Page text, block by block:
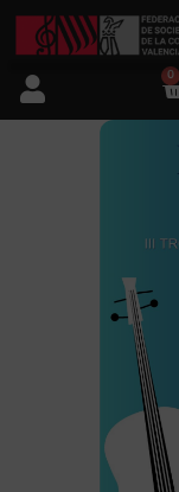
FSMCV
Áreas de
Área educativa
Área artística
Actualidad
0